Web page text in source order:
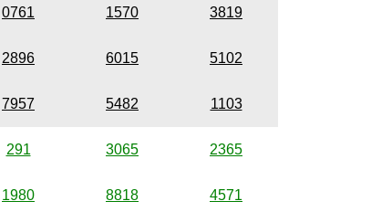
0761 1570 3819
2896 6015 5102
7957 5482 1103
291 3065 2365
1980 8818 4571